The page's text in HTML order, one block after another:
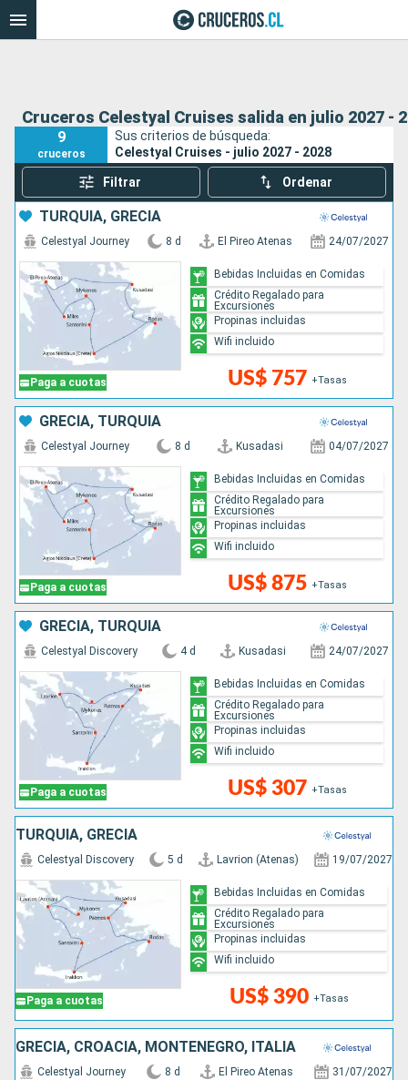
Cruceros Celestyal Cruises salida en julio 2027 -
9
cruceros
Sus criterios de búsqueda:
Celestyal Cruises - julio 2027 - 2028
Filtrar Ordenar
TURQUÍA, GRECIA
Paga a cuotas
Celestyal Journey 8 d El Pireo Atenas 24/07/2027
US$ 757 +Tasas
Bebidas Incluidas en Comidas
Crédito Regalado para
Excursiones
Propinas incluidas
Wifi incluido
GRECIA, TURQUÍA
Paga a cuotas
Celestyal Journey 8 d Kusadasi 04/07/2027
US$ 875 +Tasas
Bebidas Incluidas en Comidas
Crédito Regalado para
Excursiones
Propinas incluidas
Wifi incluido
GRECIA, TURQUÍA
Paga a cuotas
Celestyal Discovery 4 d Kusadasi 24/07/2027
US$ 307 +Tasas
Bebidas Incluidas en Comidas
Crédito Regalado para
Excursiones
Propinas incluidas
Wifi incluido
TURQUÍA, GRECIA
Paga a cuotas
Celestyal Discovery 5 d Lavrion (Atenas) 19/07/2027
US$ 390 +Tasas
Bebidas Incluidas en Comidas
Crédito Regalado para
Excursiones
Propinas incluidas
Wifi incluido
GRECIA, CROACIA, MONTENEGRO, ITALIA
Celestyal Journey 8 d El Pireo Atenas 31/07/2027